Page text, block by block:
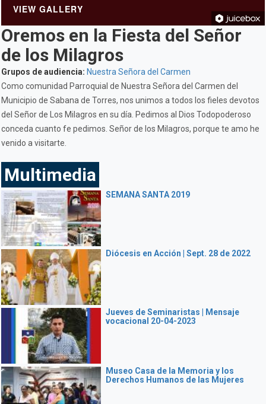
VIEW GALLERY
Oremos en la Fiesta del Señor
de los Milagros
Grupos de audiencia: Nuestra Señora del Carmen
Como comunidad Parroquial de Nuestra Señora del Carmen del
Municipio de Sabana de Torres, nos unimos a todos los fieles devotos
del Señor de Los Milagros en su día. Pedimos al Dios Todopoderoso
conceda cuanto fe pedimos. Señor de los Milagros, porque te amo he
venido a visitarte.
Multimedia
SEMANA SANTA 2019
Diócesis en Acción | Sept. 28 de 2022
Jueves de Seminaristas | Mensaje
vocacional 20-04-2023
Museo Casa de la Memoria y los
Derechos Humanos de las Mujeres